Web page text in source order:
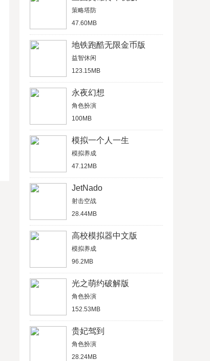
策略塔防
47.60MB
地铁跑酷无限金币版
益智休闲
123.15MB
永夜幻想
角色扮演
100MB
模拟一个人一生
模拟养成
47.12MB
JetNado
射击空战
28.44MB
高校模拟器中文版
模拟养成
96.2MB
光之萌约破解版
角色扮演
152.53MB
贵妃驾到
角色扮演
28.24MB